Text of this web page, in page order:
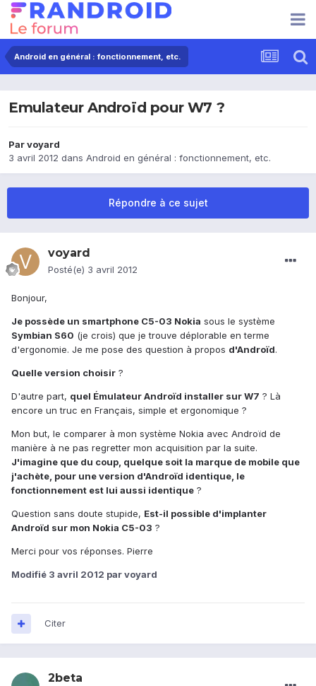
Android en général : fonctionnement, etc.
Emulateur Androïd pour W7 ?
Parvoyard
3 avril 2012 dans Android en général : fonctionnement, etc.
Répondre à ce sujet
voyard
Posté(e) 3 avril 2012
Bonjour,
Je possède un smartphone C5-03 Nokia sous le système
Symbian S60 (je crois) que je trouve déplorable en terme
d'ergonomie. Je me pose des question à propos d'Androïd.
Quelle version choisir ?
D'autre part, quel Émulateur Androïd installer sur W7 ? Là
encore un truc en Français, simple et ergonomique ?
Mon but, le comparer à mon système Nokia avec Androïd de
manière à ne pas regretter mon acquisition par la suite.
J'imagine que du coup, quelque soit la marque de mobile que
j'achète, pour une version d'Androïd identique, le
fonctionnement est lui aussi identique ?
Question sans doute stupide, Est-il possible d'implanter
Androïd sur mon Nokia C5-03 ?
Merci pour vos réponses. Pierre
Modifié 3 avril 2012 par voyard
Citer
2beta